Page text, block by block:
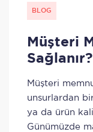
BLOG
Müşteri
Sağlanır?
Müşteri
unsurlardan
ya da ürün
Günümüzde